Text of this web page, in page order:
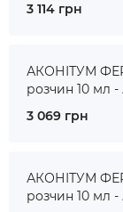
3 114 грн
АКОНІТУМ
розчин 10 мл
3 069 грн
АКОНІТУМ
розчин 10 мл